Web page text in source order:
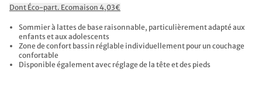
Dont Éco-part. Ecomaison 4,03€
Sommier à lattes de base raisonnable, particulièrement adapté aux
enfants et aux adolescents
Zone de confort bassin réglable individuellement pour un couchage
confortable
Disponible également avec réglage de la tête et des pieds